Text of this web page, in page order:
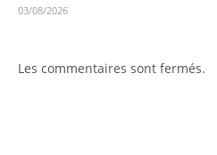
03/08/2026
Les commentaires sont fermés.